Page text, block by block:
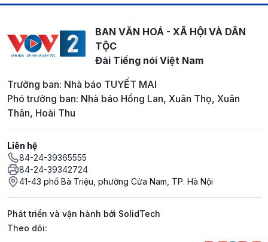
BAN VĂN HOÁ - XÃ HỘI VÀ DÂN
TỘC
Đài Tiếng nói Việt Nam
Trưởng ban: Nhà báo TUYẾT MAI
Phó trưởng ban: Nhà báo Hồng Lan, Xuân Thọ, Xuân
Thân, Hoài Thu
Liên hệ
84-24-39365555
84-24-39342724
41-43 phố Bà Triệu, phường Cửa Nam, TP. Hà Nội
Phát triển và vận hành bởi SolidTech
Mạng xã hội
Theo dõi: